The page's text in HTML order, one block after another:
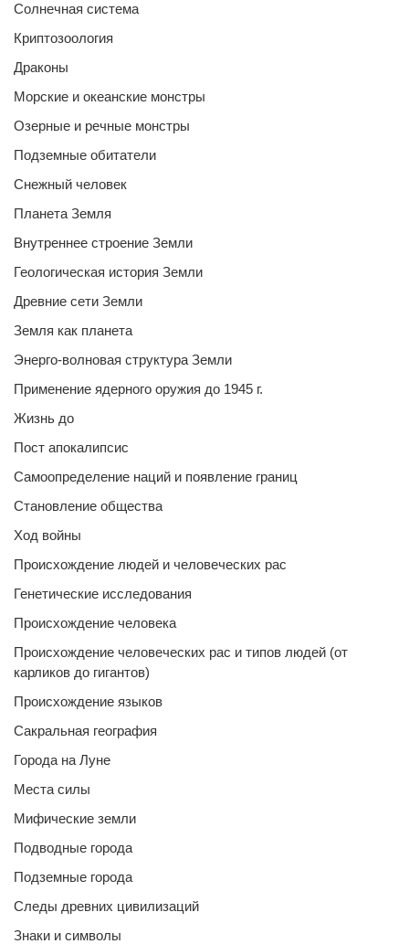
Солнечная система
Криптозоология
Драконы
Морские и океанские монстры
Озерные и речные монстры
Подземные обитатели
Снежный человек
Планета Земля
Внутреннее строение Земли
Геологическая история Земли
Древние сети Земли
Земля как планета
Энерго-волновая структура Земли
Применение ядерного оружия до 1945 г.
Жизнь до
Пост апокалипсис
Самоопределение наций и появление границ
Становление общества
Ход войны
Происхождение людей и человеческих рас
Генетические исследования
Происхождение человека
Происхождение человеческих рас и типов людей (от
карликов до гигантов)
Происхождение языков
Сакральная география
Города на Луне
Места силы
Мифические земли
Подводные города
Подземные города
Следы древних цивилизаций
Знаки и символы